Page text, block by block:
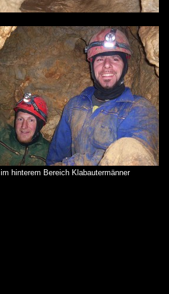
im hinterem Bereich Klabautermänner